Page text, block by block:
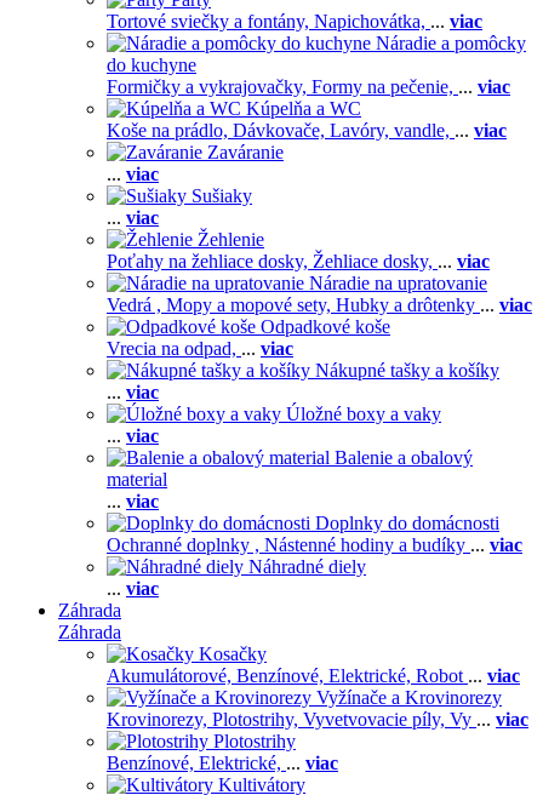
Tortové sviečky a fontány, Napichovátka, ... viac
Náradie a pomôcky
do kuchyne
Formičky a vykrajovačky, Formy na pečenie, ... viac
Kúpelňa a WC
Koše na prádlo, Dávkovače, Lavóry, vandle, ... viac
Zaváranie
... viac
Sušiaky
... viac
Žehlenie
Poťahy na žehliace dosky, Žehliace dosky, ... viac
Náradie na upratovanie
Vedrá , Mopy a mopové sety, Hubky a drôtenky ... viac
Odpadkové koše
Vrecia na odpad, ... viac
Nákupné tašky a košíky
... viac
Úložné boxy a vaky
... viac
Balenie a obalový
material
... viac
Doplnky do domácnosti
Ochranné doplnky , Nástenné hodiny a budíky ... viac
Náhradné diely
... viac
Záhrada
Záhrada
Kosačky
Akumulátorové, Benzínové, Elektrické, Robot ... viac
Vyžínače a Krovinorezy
Krovinorezy, Plotostrihy, Vyvetvovacie píly, Vy ... viac
Plotostrihy
Benzínové, Elektrické, ... viac
Kultivátory